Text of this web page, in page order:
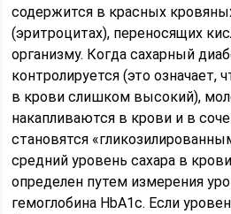
содержится в красных
(эритроцитах), переносящих
организму. Когда сахарный
контролируется (это означает,
в крови слишком высокий),
накапливаются в крови и в
становятся
средний уровень сахара в
определен путем измерения
гемоглобина HbA1c. Если